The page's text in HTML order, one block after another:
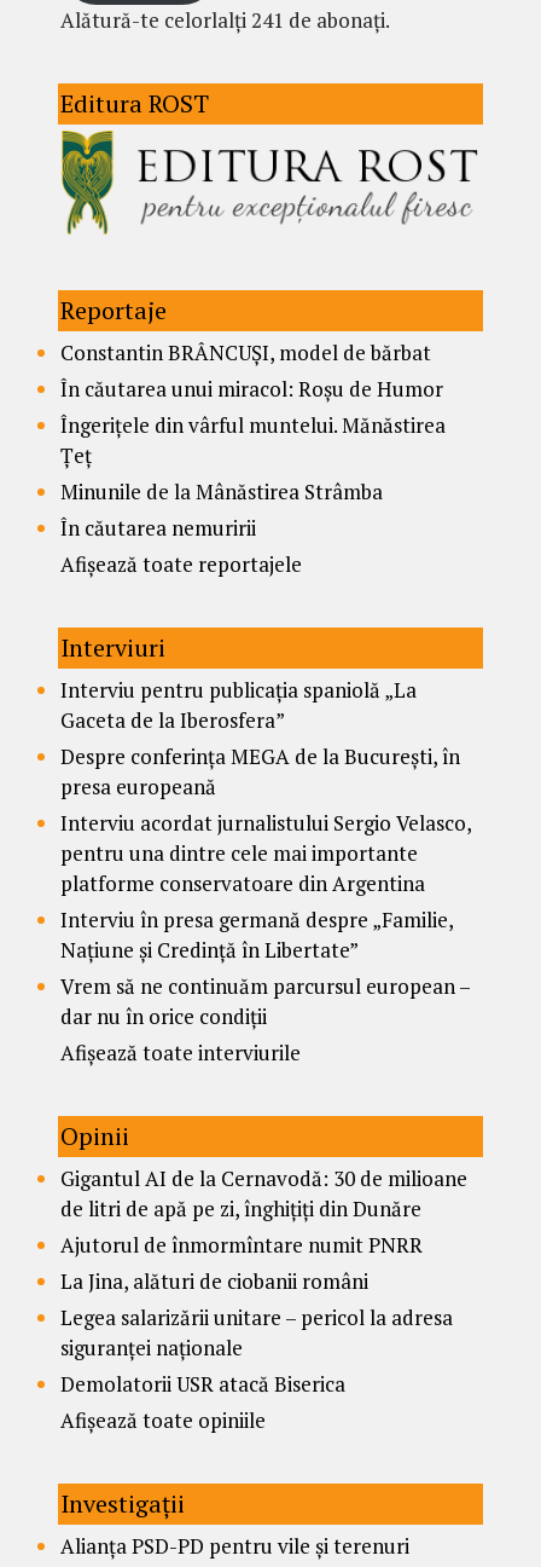
Alătură-te celorlalți 241 de abonați.
Editura ROST
Reportaje
Constantin BRÂNCUȘI, model de bărbat
În căutarea unui miracol: Roșu de Humor
Îngerițele din vârful muntelui. Mănăstirea
Țeț
Minunile de la Mânăstirea Strâmba
În căutarea nemuririi
Afișează toate reportajele
Interviuri
Interviu pentru publicația spaniolă „La
Gaceta de la Iberosfera”
Despre conferința MEGA de la București, în
presa europeană
Interviu acordat jurnalistului Sergio Velasco,
pentru una dintre cele mai importante
platforme conservatoare din Argentina
Interviu în presa germană despre „Familie,
Națiune și Credință în Libertate”
Vrem să ne continuăm parcursul european –
dar nu în orice condiții
Afișează toate interviurile
Opinii
Gigantul AI de la Cernavodă: 30 de milioane
de litri de apă pe zi, înghițiți din Dunăre
Ajutorul de înmormîntare numit PNRR
La Jina, alături de ciobanii români
Legea salarizării unitare – pericol la adresa
siguranței naționale
Demolatorii USR atacă Biserica
Afișează toate opiniile
Investigații
Alianța PSD-PD pentru vile și terenuri